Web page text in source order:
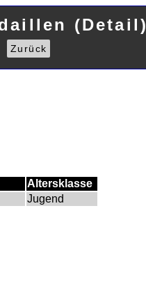
(Detail)
Zurück
Altersklasse
Jugend